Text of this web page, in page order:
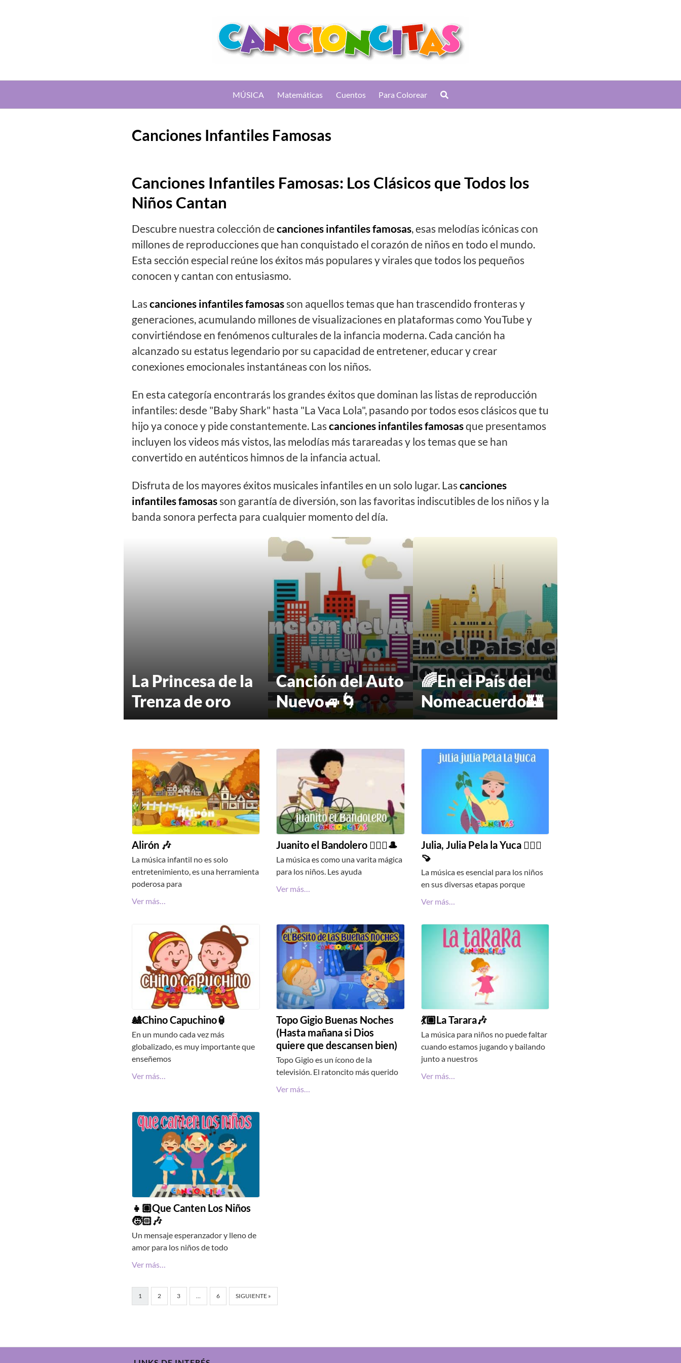
MÚSICA Matemáticas Cuentos Para Colorear
Canciones Infantiles Famosas
Canciones Infantiles Famosas: Los Clásicos que Todos los
Niños Cantan
Descubre nuestra colección decanciones infantiles famosas, esas melodías icónicas con
millones de reproducciones que han conquistado el corazón de niños en todo el mundo.
Esta sección especial reúne los éxitos más populares y virales que todos los pequeños
conocen y cantan con entusiasmo.
Lascanciones infantiles famosasson aquellos temas que han trascendido fronteras y
generaciones, acumulando millones de visualizaciones en plataformas como YouTube y
convirtiéndose en fenómenos culturales de la infancia moderna. Cada canción ha
alcanzado su estatus legendario por su capacidad de entretener, educar y crear
conexiones emocionales instantáneas con los niños.
En esta categoría encontrarás los grandes éxitos que dominan las listas de reproducción
infantiles: desde "Baby Shark" hasta "La Vaca Lola", pasando por todos esos clásicos que tu
hijo ya conoce y pide constantemente. Lascanciones infantiles famosasque presentamos
incluyen los videos más vistos, las melodías más tarareadas y los temas que se han
convertido en auténticos himnos de la infancia actual.
Disfruta de los mayores éxitos musicales infantiles en un solo lugar. Lascanciones
infantiles famosasson garantía de diversión, son las favoritas indiscutibles de los niños y la
banda sonora perfecta para cualquier momento del día.
La Princesa de la
Trenza de oro
Canción del Auto
Nuevo🚙🌀
🌈En el País del
Nomeacuerdo🏰
Alirón 🎶
La música infantil no es solo
entretenimiento, es una herramienta
poderosa para
Ver más…
Juanito el Bandolero 🧔🏻‍♂️🎩
La música es como una varita mágica
para los niños. Les ayuda
Ver más…
Julia, Julia Pela la Yuca 💁🏻‍♀️
🍠
La música es esencial para los niños
en sus diversas etapas porque
Ver más…
🎎Chino Capuchino🏮
En un mundo cada vez más
globalizado, es muy importante que
enseñemos
Ver más…
Topo Gigio Buenas Noches
(Hasta mañana si Dios
quiere que descansen bien)
Topo Gigio es un ícono de la
televisión. El ratoncito más querido
Ver más…
💃🏽La Tarara🎶
La música para niños no puede faltar
cuando estamos jugando y bailando
junto a nuestros
Ver más…
👧🏽Que Canten Los Niños
🧒🏻🎶
Un mensaje esperanzador y lleno de
amor para los niños de todo
Ver más…
1 2 3 6 SIGUIENTE »